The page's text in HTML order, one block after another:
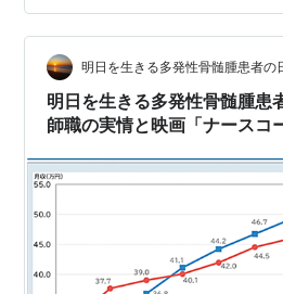
利用者の心理」というテーマを、
見てきたことをもとに整理する。
ないよう、場面や時系列の一部は
確認したいこと 介護では、便利
明日を生きる多発性骨髄腫患者の
明日を生きる多発性骨髄腫
師職の実情と映画「ナースコ